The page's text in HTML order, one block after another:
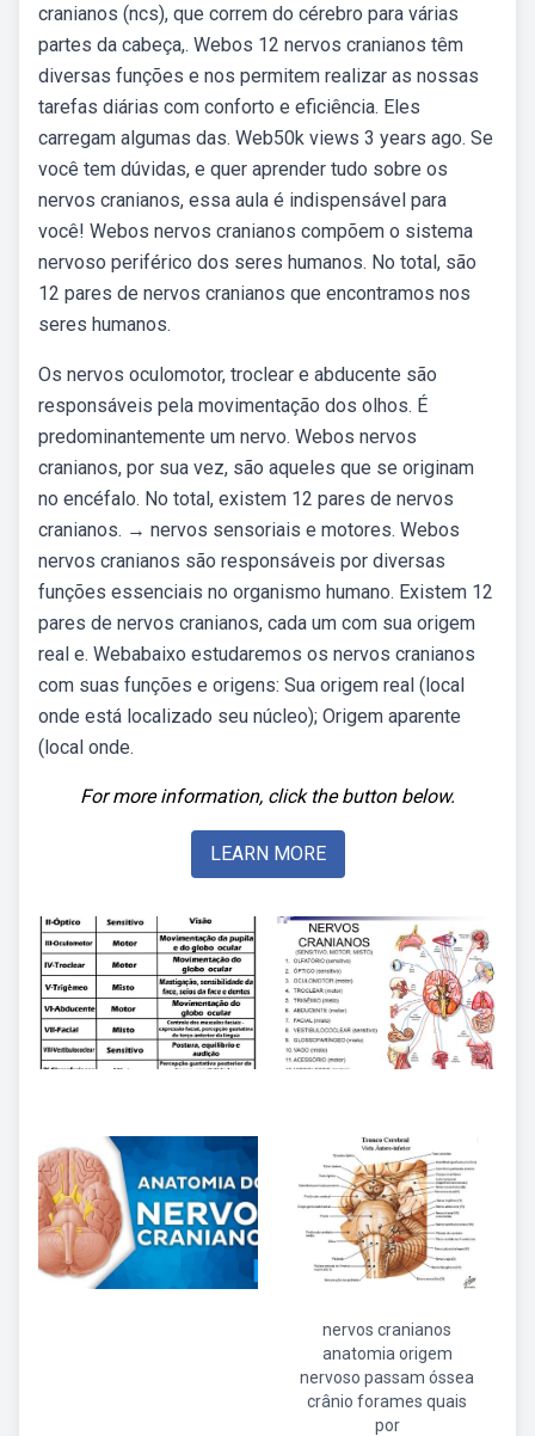
cranianos (ncs), que correm do cérebro para várias
partes da cabeça,. Webos 12 nervos cranianos têm
diversas funções e nos permitem realizar as nossas
tarefas diárias com conforto e eficiência. Eles
carregam algumas das. Web50k views 3 years ago. Se
você tem dúvidas, e quer aprender tudo sobre os
nervos cranianos, essa aula é indispensável para
você! Webos nervos cranianos compõem o sistema
nervoso periférico dos seres humanos. No total, são
12 pares de nervos cranianos que encontramos nos
seres humanos.
Os nervos oculomotor, troclear e abducente são
responsáveis pela movimentação dos olhos. É
predominantemente um nervo. Webos nervos
cranianos, por sua vez, são aqueles que se originam
no encéfalo. No total, existem 12 pares de nervos
cranianos. → nervos sensoriais e motores. Webos
nervos cranianos são responsáveis por diversas
funções essenciais no organismo humano. Existem 12
pares de nervos cranianos, cada um com sua origem
real e. Webabaixo estudaremos os nervos cranianos
com suas funções e origens: Sua origem real (local
onde está localizado seu núcleo); Origem aparente
(local onde.
For more information, click the button below.
LEARN MORE
nervos cranianos
anatomia origem
nervoso passam óssea
crânio forames quais
por